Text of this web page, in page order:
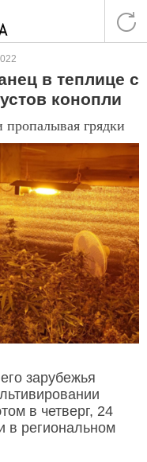
в теплице с
конопли
грядки
зарубежья
в четверг, 24
в региональном